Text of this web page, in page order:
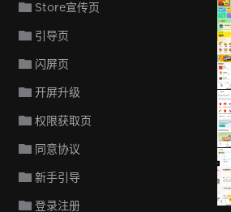
Store宣传页
引导页
闪屏页
开屏升级
权限获取页
同意协议
新手引导
登录注册